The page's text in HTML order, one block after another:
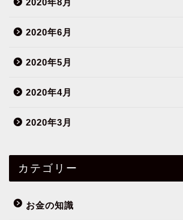
2020年8月
2020年6月
2020年5月
2020年4月
2020年3月
カテゴリー
お金の知識